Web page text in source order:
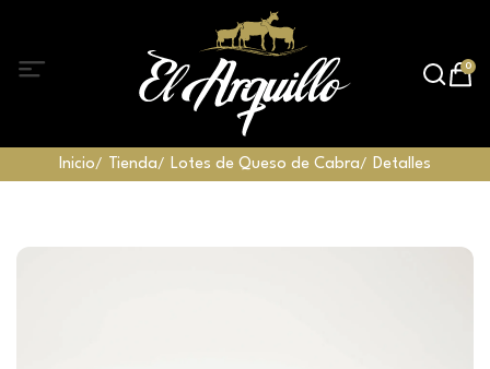
0
Inicio Tienda Lotes de Queso de Cabra Detalles